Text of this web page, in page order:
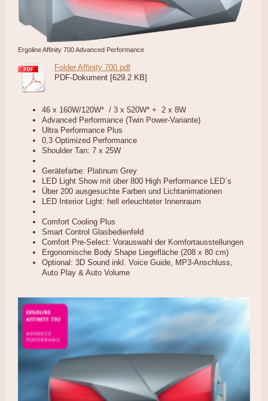
Ergoline Affinity 700 Advanced Performance
Folder Affinity 700.pdf
PDF-Dokument [629.2 KB]
46 x 160W/120W* / 3 x 520W* + 2 x 8W
Advanced Performance (Twin Power-Variante)
Ultra Performance Plus
0,3 Optimized Performance
Shoulder Tan: 7 x 25W
Gerätefarbe: Platinum Grey
LED Light Show mit über 800 High Performance LED´s
Über 200 ausgesuchte Farben und Lichtanimationen
LED Interior Light: hell erleuchteter Innenraum
Comfort Cooling Plus
Smart Control Glasbedienfeld
Comfort Pre-Select: Vorauswahl der Komfortausstellungen
Ergonomische Body Shape Liegefläche (208 x 80 cm)
Optional: 3D Sound inkl. Voice Guide, MP3-Anschluss,
Auto Play & Auto Volume